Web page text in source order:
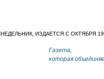
Газета,
которая